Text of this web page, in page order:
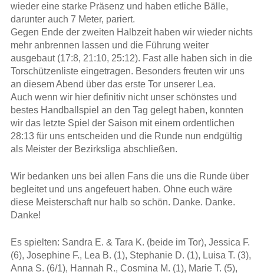
wieder eine starke Präsenz und haben etliche Bälle,
darunter auch 7 Meter, pariert.
Gegen Ende der zweiten Halbzeit haben wir wieder nichts
mehr anbrennen lassen und die Führung weiter
ausgebaut (17:8, 21:10, 25:12). Fast alle haben sich in die
Torschützenliste eingetragen. Besonders freuten wir uns
an diesem Abend über das erste Tor unserer Lea.
Auch wenn wir hier definitiv nicht unser schönstes und
bestes Handballspiel an den Tag gelegt haben, konnten
wir das letzte Spiel der Saison mit einem ordentlichen
28:13 für uns entscheiden und die Runde nun endgültig
als Meister der Bezirksliga abschließen.
Wir bedanken uns bei allen Fans die uns die Runde über
begleitet und uns angefeuert haben. Ohne euch wäre
diese Meisterschaft nur halb so schön. Danke. Danke.
Danke!
Es spielten: Sandra E. & Tara K. (beide im Tor), Jessica F.
(6), Josephine F., Lea B. (1), Stephanie D. (1), Luisa T. (3),
Anna S. (6/1), Hannah R., Cosmina M. (1), Marie T. (5),